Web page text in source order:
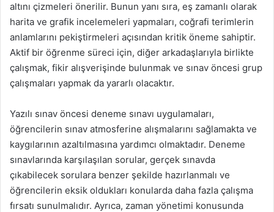
altını çizmeleri önerilir. Bunun yanı sıra, eş zamanlı olarak
harita ve grafik incelemeleri yapmaları, coğrafi terimlerin
anlamlarını pekiştirmeleri açısından kritik öneme sahiptir.
Aktif bir öğrenme süreci için, diğer arkadaşlarıyla birlikte
çalışmak, fikir alışverişinde bulunmak ve sınav öncesi grup
çalışmaları yapmak da yararlı olacaktır.
Yazılı sınav öncesi deneme sınavı uygulamaları,
öğrencilerin sınav atmosferine alışmalarını sağlamakta ve
kaygılarının azaltılmasına yardımcı olmaktadır. Deneme
sınavlarında karşılaşılan sorular, gerçek sınavda
çıkabilecek sorulara benzer şekilde hazırlanmalı ve
öğrencilerin eksik oldukları konularda daha fazla çalışma
fırsatı sunulmalıdır. Ayrıca, zaman yönetimi konusunda